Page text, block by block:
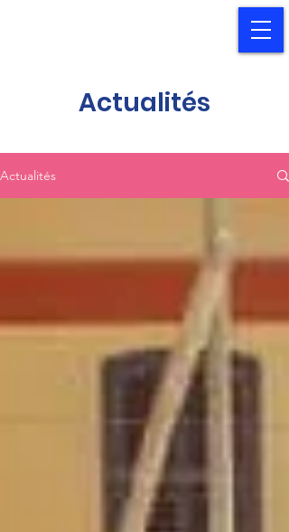
Actualités
Actualités